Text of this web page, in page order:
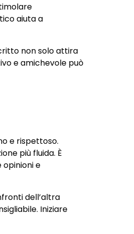
aiuta a
non solo attira
e amichevole può
e rispettoso.
più fluida. È
e
dell’altra
Iniziare